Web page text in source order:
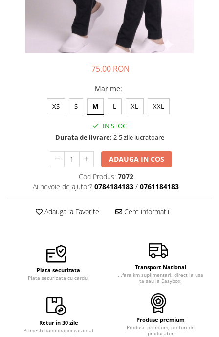
Jachete de lucru
Halate medicale polar - unisex
Sorturi restaurante
Tricouri de lucru
Saboti medicali
ACCESORII
Noutati
75,00 RON
Marime:
XS S M L XL XXL
IN STOC
Durata de livrare: 2-5 zile lucratoare
ADAUGA IN COS
Cod Produs: 7072
Ai nevoie de ajutor? 0784184183 / 0761184183
Adauga la Favorite Cere informatii
Plata securizata
Plata securizata cu cardul
Transport National
...fara km suplimentari, direct la usa
ta sau la Easybox.
Retur in 30 zile
Primesti banii inapoi garantat
Produse premium
Produse premium, preturi de
producator